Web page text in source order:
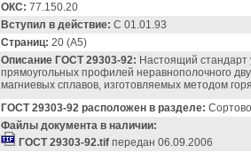
ОКС: 77.150.20
Вступил в действие: С 01.01.93
Страниц: 20 (А5)
Описание ГОСТ 29303-92: Настоящий стандарт
прямоугольных профилей неравнополочного
магниевых сплавов, изготовляемых методом
ГОСТ 29303-92 расположен в разделе:
Файлы документа в наличии:
ГОСТ 29303-92.tif передан 06.09.2006